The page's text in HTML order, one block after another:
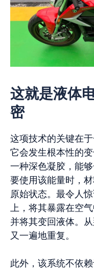
这就是液体
密
这项技术的关键在
它会发生根本性的
一种深色凝胶，能
要使用该能量时，
原始状态。最令人
上，将其暴露在空
并将其变回液体。
又一遍地重复。
此外，该系统不依